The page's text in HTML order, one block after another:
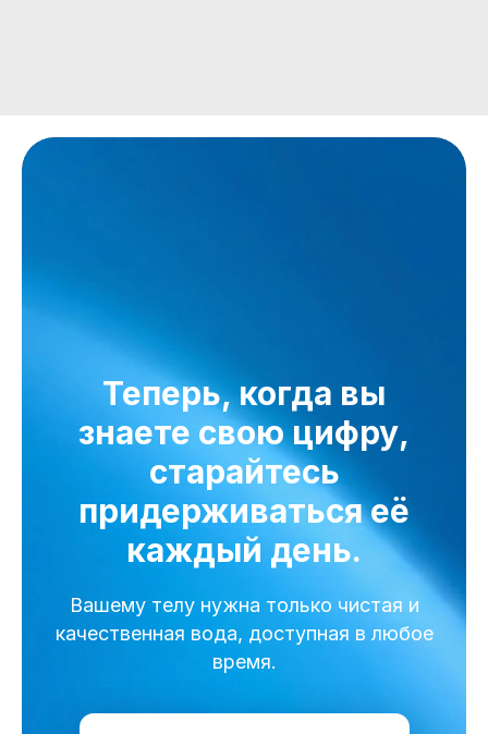
Теперь, когда вы
знаете свою цифру,
старайтесь
придерживаться её
каждый день.
Вашему телу нужна только чистая и
качественная вода, доступная в любое
время.